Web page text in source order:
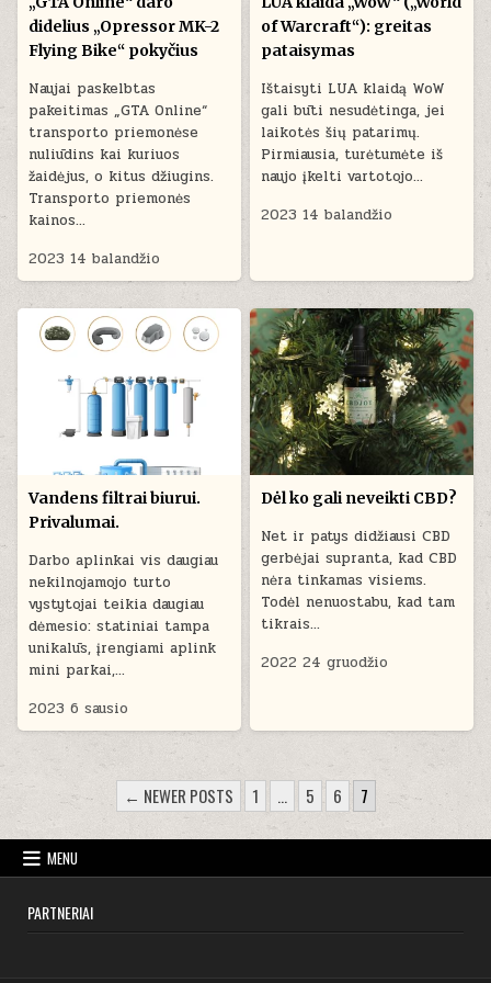
didelius „Opressor MK-2
Flying Bike“ pokyčius
Naujai paskelbtas
pakeitimas „GTA Online“
transporto priemonėse
nuliūdins kai kuriuos
žaidėjus, o kitus džiugins.
Transporto priemonės
kainos…
2023 14 balandžio
of Warcraft“): greitas
pataisymas
Ištaisyti LUA klaidą WoW
gali būti nesudėtinga, jei
laikotės šių patarimų.
Pirmiausia, turėtumėte iš
naujo įkelti vartotojo…
2023 14 balandžio
Vandens filtrai biurui.
Privalumai.
Darbo aplinkai vis daugiau
nekilnojamojo turto
vystytojai teikia daugiau
dėmesio: statiniai tampa
unikalūs, įrengiami aplink
mini parkai,…
2023 6 sausio
Dėl ko gali neveikti CBD?
Net ir patys didžiausi CBD
gerbėjai supranta, kad CBD
nėra tinkamas visiems.
Todėl nenuostabu, kad tam
tikrais…
2022 24 gruodžio
ĮRAŠŲ
PUSLAPIAVIMAS
← NEWER POSTS 1 … 5 6 7
MENU
PARTNERIAI